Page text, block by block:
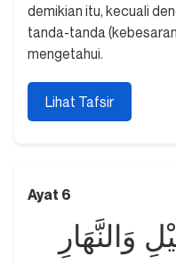
demikian itu, kecuali
tanda-tanda
mengetahui.
Lihat Tafsir
Ayat 6
وَالنَّهَارِ